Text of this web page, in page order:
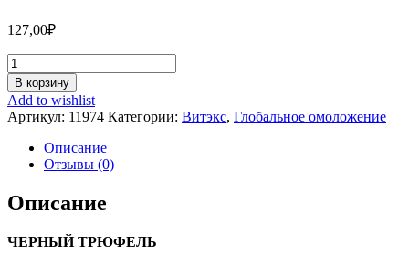
127,00₽
Количество
МИЦЕЛЛЯРНЫЙ
ГЕЛЬ
для
снятия
макияжа
В корзину
Add to wishlist
Артикул: 11974 Категории: Витэкс, Глобальное омоложение
Описание
Отзывы (0)
Описание
ЧЕРНЫЙ ТРЮФЕЛЬ